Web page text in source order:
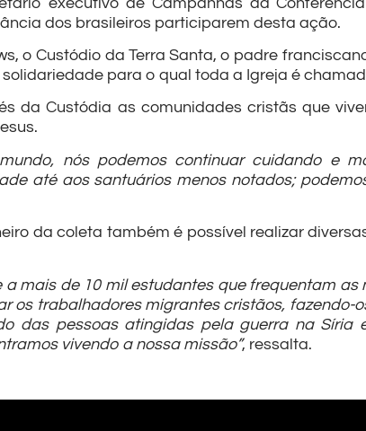
dos brasileiros participarem desta ação.
o Custódio da Terra Santa, o padre
para o qual toda a Igreja é
da Custódia as comunidades cristãs que
nós podemos continuar cuidando e
até aos santuários menos notados;
da coleta também é possível realizar
mais de 10 mil estudantes que frequentam as
os trabalhadores migrantes cristãos, fazendo-
das pessoas atingidas pela guerra na Síria
vivendo a nossa missão”, ressalta.